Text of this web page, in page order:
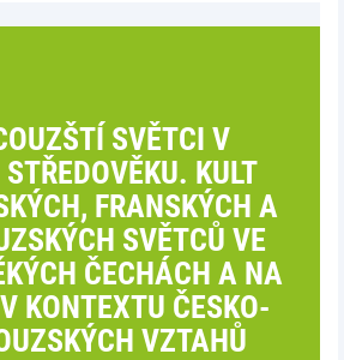
SVĚTCI V
KULT
FRANSKÝCH A
SVĚTCŮ VE
ČECHÁCH A NA
KONTEXTU ČESKO-
VZTAHŮ